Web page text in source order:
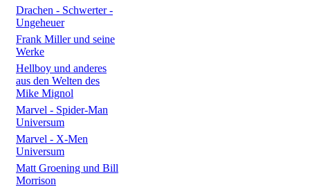
Drachen - Schwerter -
Ungeheuer
Frank Miller und seine
Werke
Hellboy und anderes
aus den Welten des
Mike Mignol
Marvel - Spider-Man
Universum
Marvel - X-Men
Universum
Matt Groening und Bill
Morrison